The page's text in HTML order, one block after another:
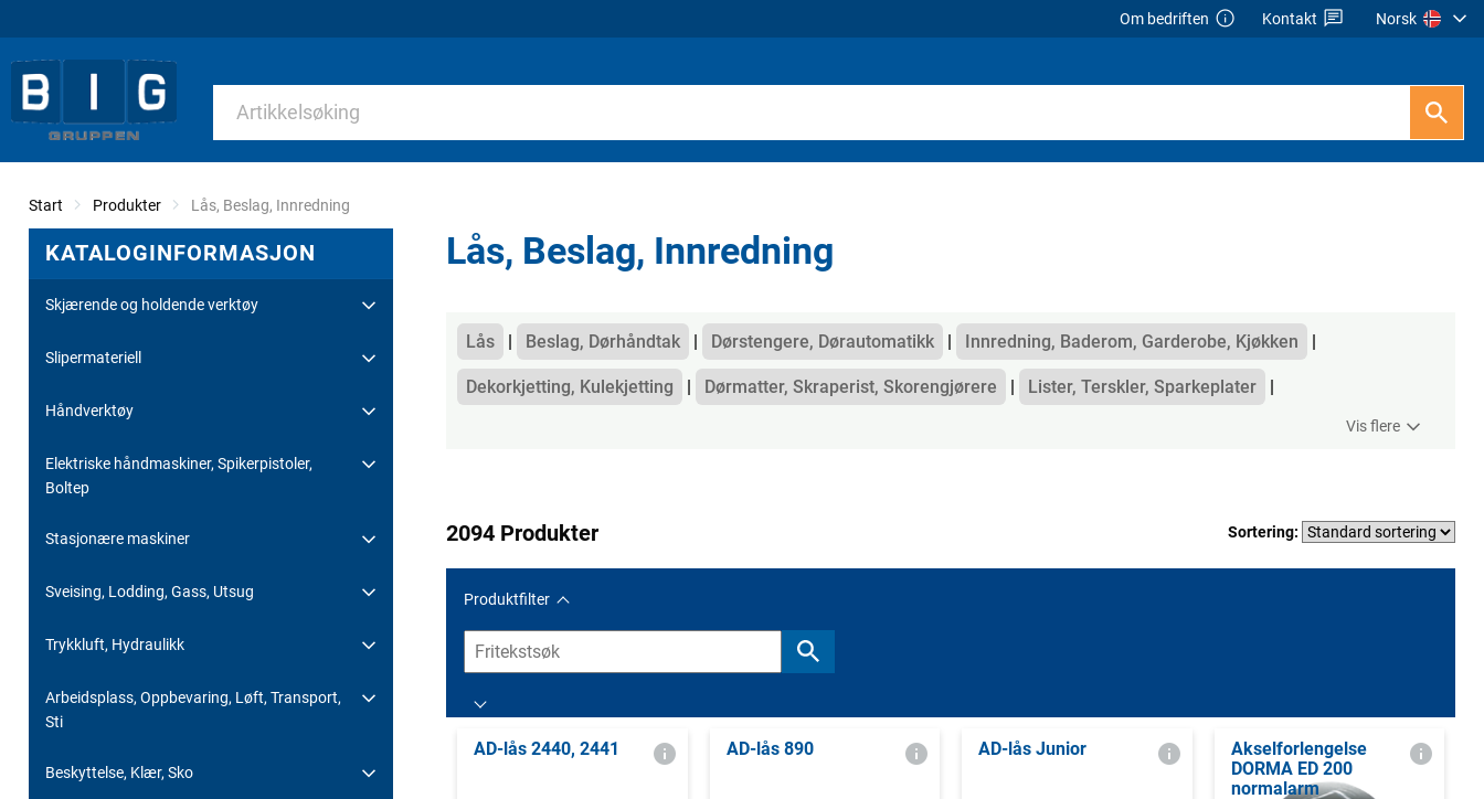
Om bedriften Kontakt Norsk
Start Produkter Current:
Lås, Beslag, Innredning
KATALOGINFORMASJON
Skjærende og holdende verktøy
Slipermateriell
Håndverktøy
Elektriske håndmaskiner, Spikerpistoler,
Boltep
Stasjonære maskiner
Sveising, Lodding, Gass, Utsug
Trykkluft, Hydraulikk
Arbeidsplass, Oppbevaring, Løft, Transport,
Sti
Beskyttelse, Klær, Sko
Lås, Beslag, Innredning
Kategorier
Lås Beslag, Dørhåndtak Dørstengere, Dørautomatikk Innredning, Baderom, Garderobe, Kjøkken
Dekorkjetting, Kulekjetting Dørmatter, Skraperist, Skorengjørere Lister, Terskler, Sparkeplater
Vis flere
2094 Produkter Sortering:
Produktfilter
AD-lås 2440, 2441 AD-lås 890 AD-lås Junior
Akselforlengelse
DORMA ED 200
normalarm